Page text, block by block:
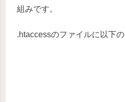
組みです。
.htaccessのファイルに以下